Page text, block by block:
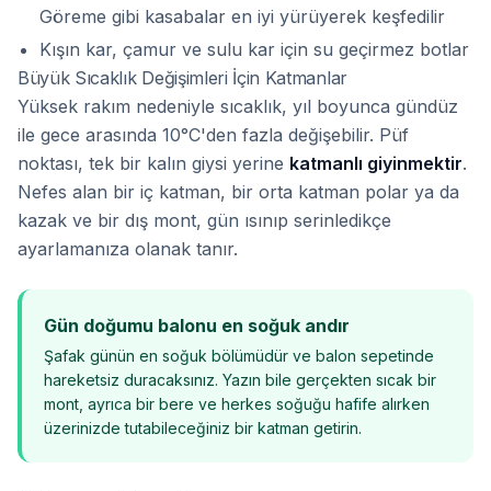
Göreme gibi kasabalar en iyi yürüyerek keşfedilir
Kışın kar, çamur ve sulu kar için su geçirmez botlar
Büyük Sıcaklık Değişimleri İçin Katmanlar
Yüksek rakım nedeniyle sıcaklık, yıl boyunca gündüz
ile gece arasında 10°C'den fazla değişebilir. Püf
noktası, tek bir kalın giysi yerine katmanlı giyinmektir.
Nefes alan bir iç katman, bir orta katman polar ya da
kazak ve bir dış mont, gün ısınıp serinledikçe
ayarlamanıza olanak tanır.
Gün doğumu balonu en soğuk andır
Şafak günün en soğuk bölümüdür ve balon sepetinde
hareketsiz duracaksınız. Yazın bile gerçekten sıcak bir
mont, ayrıca bir bere ve herkes soğuğu hafife alırken
üzerinizde tutabileceğiniz bir katman getirin.